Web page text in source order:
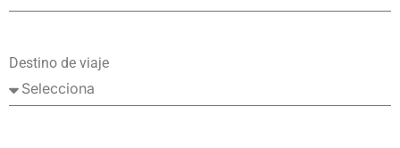
Destino de viaje